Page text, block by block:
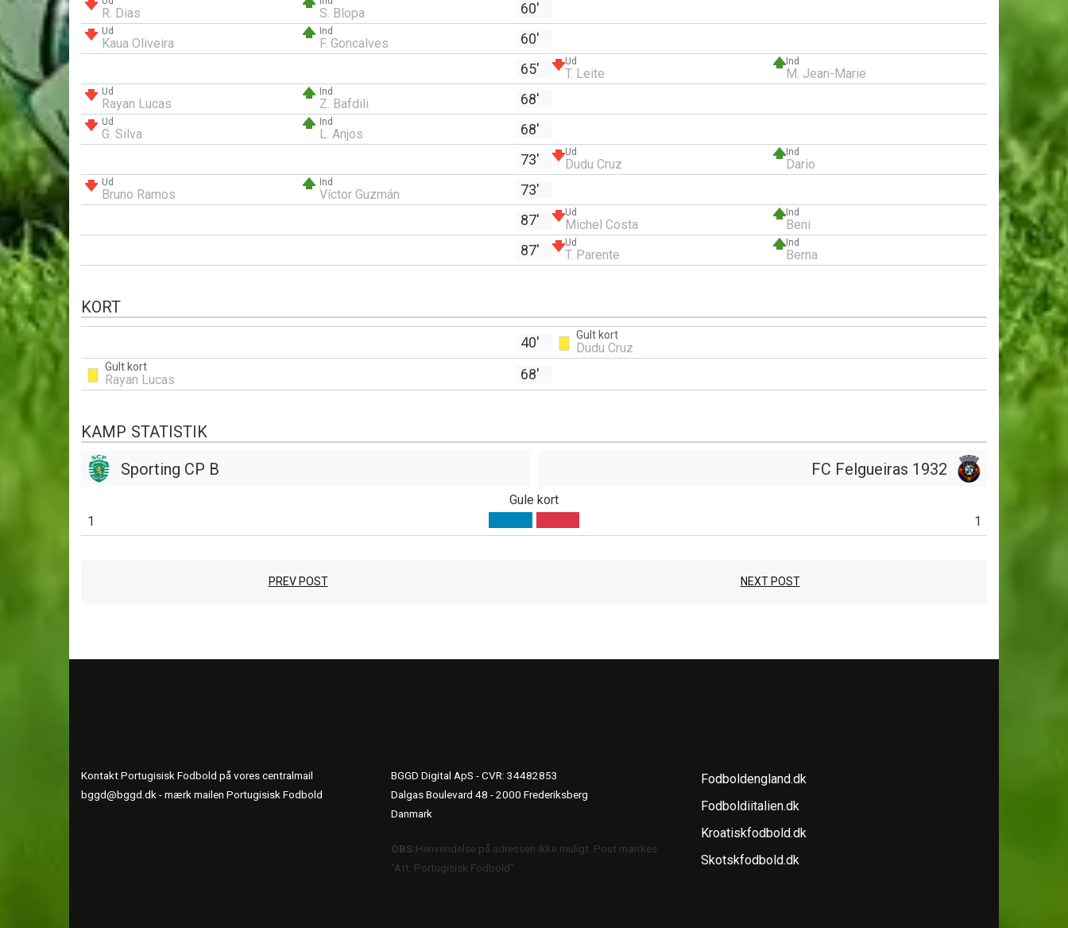
R. Dias S. Blopa 60'
Ud
Kaua Oliveira
Ind
F. Goncalves
60'
65'
Ud
T. Leite
Ind
M. Jean-Marie
Ud
Rayan Lucas
Ind
Z. Bafdili 68'
Ud
G. Silva
Ind
L. Anjos
68'
73'
Ud
Dudu Cruz
Ind
Dario
Ud
Bruno Ramos
Ind
Víctor Guzmán
73'
87'
Ud
Michel Costa
Ind
Beni
87' Ud
T. Parente
Ind
Berna
KORT
40' Gult kort
Dudu Cruz
Gult kort
Rayan Lucas 68'
KAMP STATISTIK
Sporting CP B
FC Felgueiras 1932
Gule kort
1
1
PREV POST NEXT POST
Kontakt Portugisisk Fodbold på vores centralmail
bggd@bggd.dk - mærk mailen Portugisisk Fodbold
BGGD Digital ApS - CVR: 34482853
Dalgas Boulevard 48 - 2000 Frederiksberg
Danmark
OBS:Henvendelse på adressen ikke muligt. Post mærkes
"Att: Portugisisk Fodbold"
Fodboldengland.dk
Fodboldiitalien.dk
Kroatiskfodbold.dk
Skotskfodbold.dk